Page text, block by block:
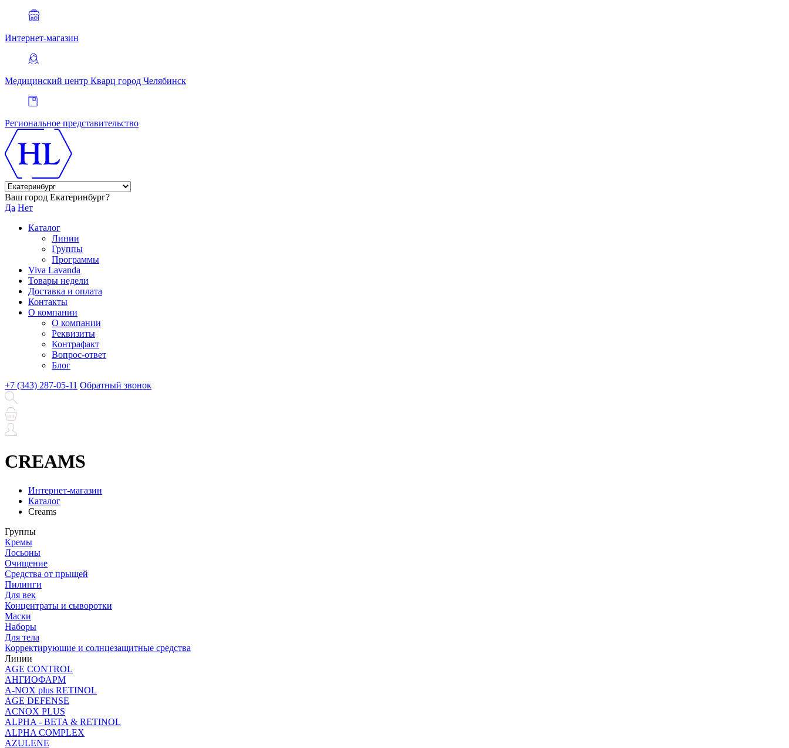
Интернет-магазин
Медицинский центр Кварц город Челябинск
Региональное представительство
Ваш город Екатеринбург?
Да Нет
Каталог
Линии
Группы
Программы
Viva Lavanda
Товары недели
Доставка и оплата
Контакты
О компании
О компании
Реквизиты
Контрафакт
Вопрос-ответ
Блог
+7 (343) 287-05-11 Обратный звонок
CREAMS
Интернет-магазин
Каталог
Creams
Группы
Кремы
Лосьоны
Очищение
Средства от прыщей
Пилинги
Для век
Концентраты и сыворотки
Маски
Наборы
Для тела
Корректирующие и солнцезащитные средства
Линии
AGE CONTROL
АНГИОФАРМ
A-NOX plus RETINOL
AGE DEFENSE
ACNOX PLUS
ALPHA - BETA & RETINOL
ALPHA COMPLEX
AZULENE